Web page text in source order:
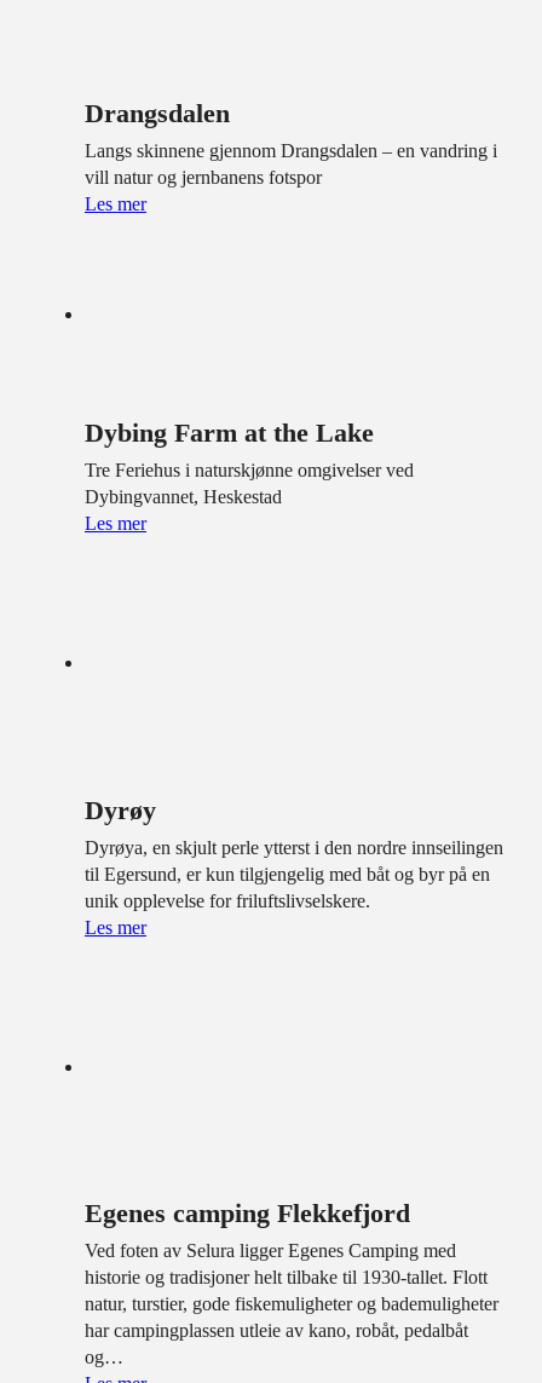
Drangsdalen
Langs skinnene gjennom Drangsdalen – en vandring i
vill natur og jernbanens fotspor
Les mer
Dybing Farm at the Lake
Tre Feriehus i naturskjønne omgivelser ved
Dybingvannet, Heskestad
Les mer
Dyrøy
Dyrøya, en skjult perle ytterst i den nordre innseilingen
til Egersund, er kun tilgjengelig med båt og byr på en
unik opplevelse for friluftslivselskere.
Les mer
Egenes camping Flekkefjord
Ved foten av Selura ligger Egenes Camping med
historie og tradisjoner helt tilbake til 1930-tallet. Flott
natur, turstier, gode fiskemuligheter og bademuligheter
har campingplassen utleie av kano, robåt, pedalbåt
og…